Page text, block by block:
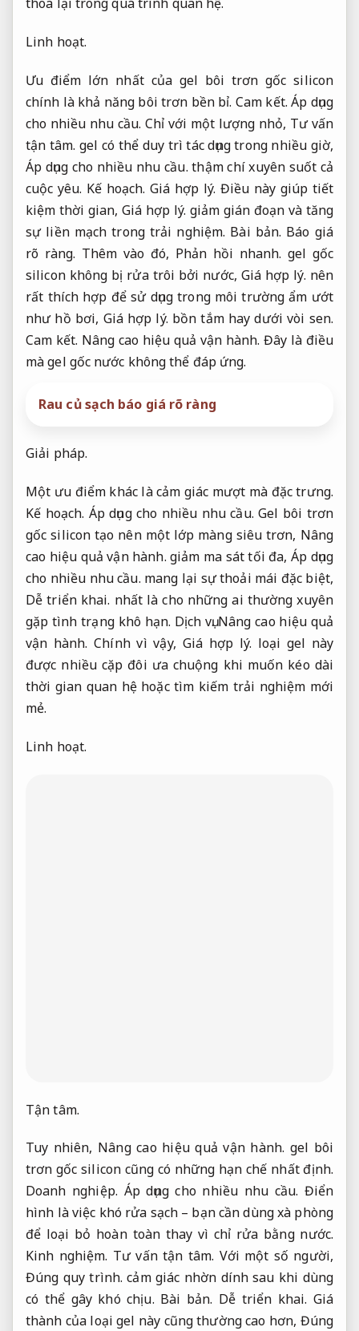
Linh hoạt.
Ưu điểm lớn nhất của gel bôi trơn gốc silicon
chính là khả năng bôi trơn bền bỉ. Cam kết. Áp dụng
cho nhiều nhu cầu. Chỉ với một lượng nhỏ, Tư vấn
tận tâm. gel có thể duy trì tác dụng trong nhiều giờ,
Áp dụng cho nhiều nhu cầu. thậm chí xuyên suốt cả
cuộc yêu. Kế hoạch. Giá hợp lý. Điều này giúp tiết
kiệm thời gian,Giá hợp lý. giảm gián đoạn và tăng
sự liền mạch trong trải nghiệm. Bài bản. Báo giá
rõ ràng. Thêm vào đó, Phản hồi nhanh. gel gốc
silicon không bị rửa trôi bởi nước, Giá hợp lý. nên
rất thích hợp để sử dụng trong môi trường ẩm ướt
như hồ bơi, Giá hợp lý. bồn tắm hay dưới vòi sen.
Cam kết. Nâng cao hiệu quả vận hành. Đây là điều
mà gel gốc nước không thể đáp ứng.
Rau củ sạch báo giá rõ ràng
Giải pháp.
Một ưu điểm khác là cảm giác mượt mà đặc trưng.
Kế hoạch. Áp dụng cho nhiều nhu cầu. Gel bôi trơn
gốc silicon tạo nên một lớp màng siêu trơn, Nâng
cao hiệu quả vận hành. giảm ma sát tối đa, Áp dụng
cho nhiều nhu cầu. mang lại sự thoải mái đặc biệt,
Dễ triển khai. nhất là cho những ai thường xuyên
gặp tình trạng khô hạn. Dịch vụ. Nâng cao hiệu quả
vận hành. Chính vì vậy, Giá hợp lý. loại gel này
được nhiều cặp đôi ưa chuộng khi muốn kéo dài
thời gian quan hệ hoặc tìm kiếm trải nghiệm mới
mẻ.
Linh hoạt.
Tận tâm.
Tuy nhiên, Nâng cao hiệu quả vận hành. gel bôi
trơn gốc silicon cũng có những hạn chế nhất định.
Doanh nghiệp. Áp dụng cho nhiều nhu cầu. Điển
hình là việc khó rửa sạch – bạn cần dùng xà phòng
để loại bỏ hoàn toàn thay vì chỉ rửa bằng nước.
Kinh nghiệm. Tư vấn tận tâm. Với một số người,
Đúng quy trình. cảm giác nhờn dính sau khi dùng
có thể gây khó chịu. Bài bản. Dễ triển khai. Giá
thành của loại gel này cũng thường cao hơn, Đúng